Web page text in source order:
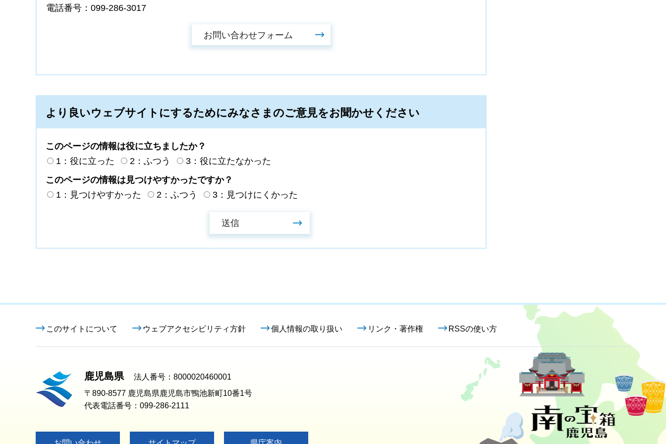
電話番号：099-286-3017
より良いウェブサイトにするためにみなさまのご意見をお聞かせください
このページの情報は役に立ちましたか？
1：役に立った
2：ふつう
3：役に立たなかった
このページの情報は見つけやすかったですか？
1：見つけやすかった
2：ふつう 3：見つけにくかった
このサイトについて ウェブアクセシビリティ方針 個人情報の取り扱い リンク・著作権 RSSの使い方
鹿児島県
法人番号：8000020460001
〒890-8577 鹿児島県鹿児島市鴨池新町10番1号
代表電話番号：099-286-2111